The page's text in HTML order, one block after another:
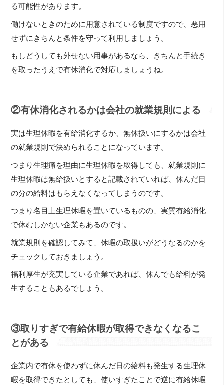
る可能性があります。
働けないときのために用意されている制度ですので、悪用
せずにきちんと条件を守って利用しましょう。
もしどうしても外せない用事があるなら、きちんと手続き
を取ったうえで有休消化で対応しましょうね。
②有休消化されるかは会社の就業規則による
実は生理休暇を有給消化するか、無休扱いにするかは会社
の就業規則で決められることになっています。
つまり生理痛を理由に生理休暇を取得しても、就業規則に
生理休暇は無給扱いとすると記載されていれば、休んだ日
の分の給料はもらえなくなってしまうのです。
つまり名目上生理休暇を置いているものの、実質有給消化
で休むしかない企業もあるのです。
就業規則を確認してみて、休暇の取扱いがどうなるのかを
チェックしておきましょう。
福利厚生が充実している企業であれば、休んでも給料が発
生することもあるでしょう。
③取りすぎで有給休暇が取得できなくなるこ
とがある
企業内で有休を使わずに休んだ日の給料も発生する生理休
暇を取得できたとしても、使いすぎたことで逆に有給休暇